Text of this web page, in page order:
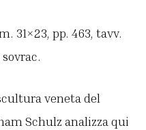
31×23, pp. 463, tavv.
veneta del
Schulz analizza qui